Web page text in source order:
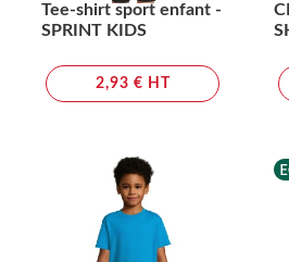
Tee-shirt sport enfant -
SPRINT KIDS
2,93 € HT